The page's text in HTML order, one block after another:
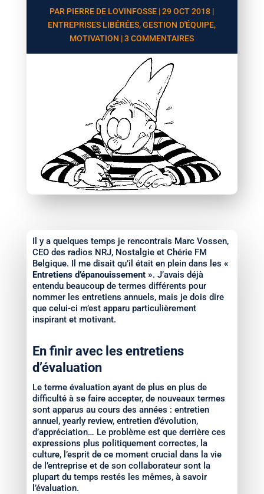
PAR PIERRE DE LOVINFOSSE |29 OCT 2018 |
ENTREPRISES LIBÉRÉES,GESTION D'ÉQUIPE,
MOTIVATION |3 COMMENTAIRES
Il y a quelques temps je rencontrais Marc Vossen,
CEO des radios NRJ, Nostalgie et Chérie FM
Belgique. Il me disait qu’il était en plein dans les «
Entretiens d’épanouissement ». J’avais déjà
entendu beaucoup de termes différents pour
nommer les entretiens annuels, mais je dois dire
que celui-ci m’est apparu particulièrement
inspirant et motivant.
En finir avec les entretiens
d’évaluation
Le terme évaluation ayant de plus en plus de
difficulté à se faire accepter, de nouveaux termes
sont apparus au cours des années : entretien
annuel, yearly review, entretien d’évolution,
d’appréciation… Le problème est que derrière ces
expressions plus politiquement correctes, la
culture, l’esprit de ce moment crucial dans la vie
de l’entreprise et de son collaborateur sont la
plupart du temps restés les mêmes, à savoir
l’évaluation.